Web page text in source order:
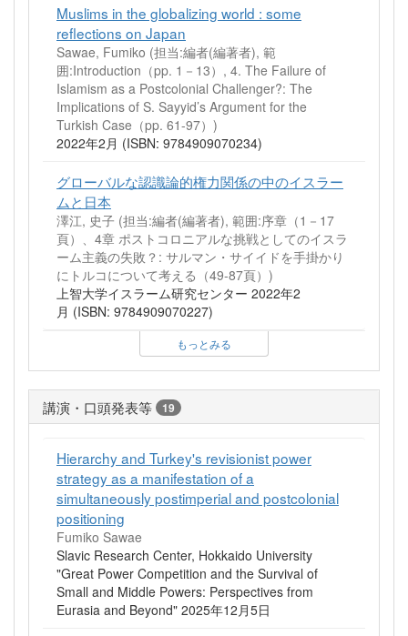
Muslims in the globalizing world : some
reflections on Japan
Sawae, Fumiko (担当:編者(編著者), 範
囲:Introduction（pp. 1－13）, 4. The Failure of
Islamism as a Postcolonial Challenger?: The
Implications of S. Sayyid’s Argument for the
Turkish Case（pp. 61-97）)
2022年2月 (ISBN: 9784909070234)
グローバルな認識論的権力関係の中のイスラー
ムと日本
澤江, 史子 (担当:編者(編著者), 範囲:序章（1－17
頁）、4章 ポストコロニアルな挑戦としてのイスラ
ーム主義の失敗？: サルマン・サイイドを手掛かり
にトルコについて考える（49-87頁）)
上智大学イスラーム研究センター 2022年2
月 (ISBN: 9784909070227)
もっとみる
講演・口頭発表等 19
Hierarchy and Turkey's revisionist power
strategy as a manifestation of a
simultaneously postimperial and postcolonial
positioning
Fumiko Sawae
Slavic Research Center, Hokkaido University
"Great Power Competition and the Survival of
Small and Middle Powers: Perspectives from
Eurasia and Beyond" 2025年12月5日